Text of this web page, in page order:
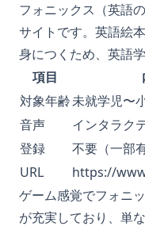
フォニックス（英語
サイトです。英語絵
身につくため、英語
項目
対象年齢未就学児〜
音声
インタラク
登録
不要（一部
URL
https://
ゲーム感覚でフォニ
が充実しており、単